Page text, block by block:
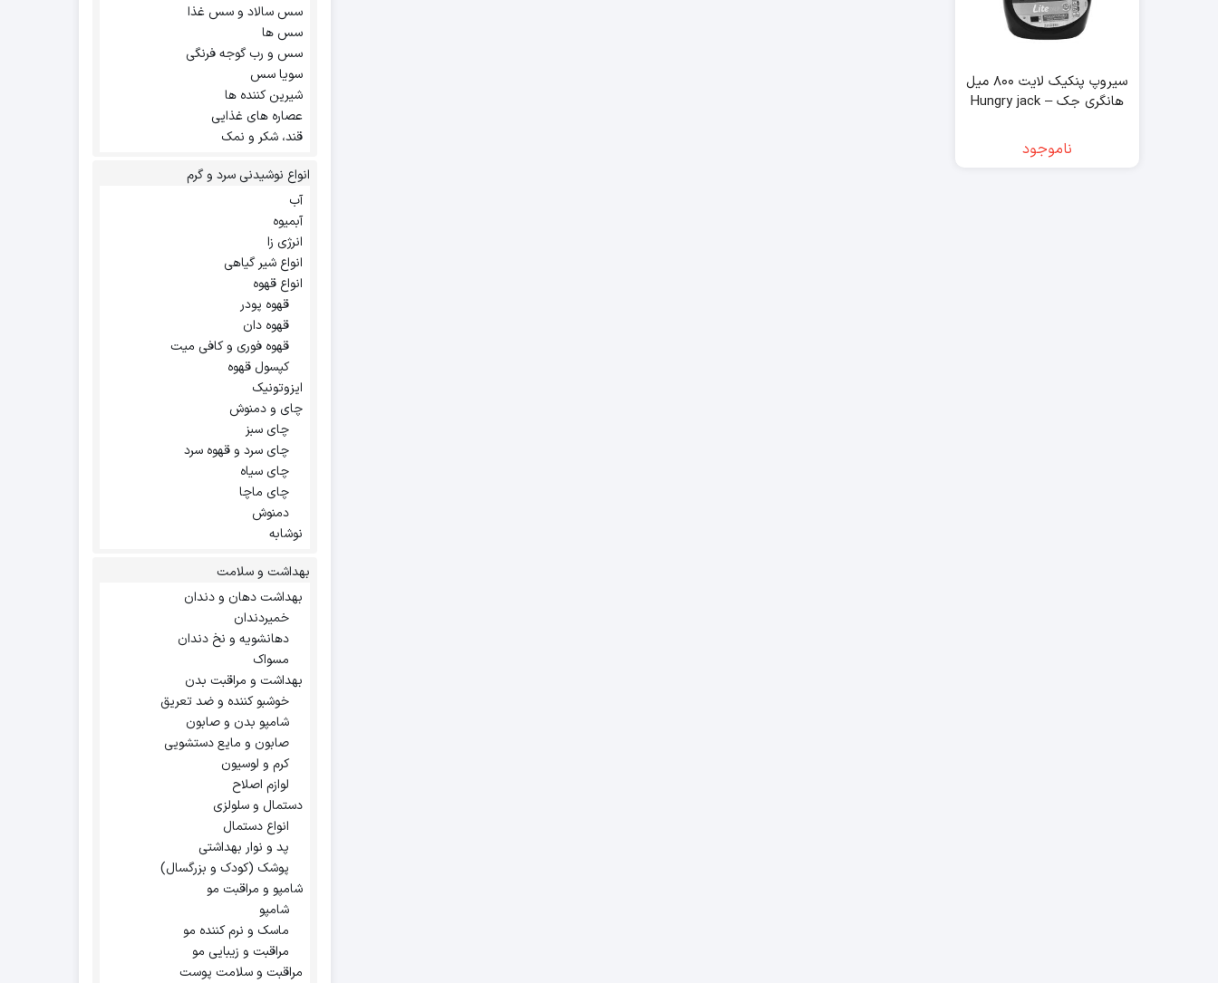
سیروپ پنکیک لایت ۸۰۰ میل
هانگری جک – Hungry jack
ناموجود
سس سالاد و سس غذا
سس ها
سس و رب گوجه فرنگی
سویا سس
شیرین کننده ها
عصاره های غذایی
قند، شکر و نمک
انواع نوشیدنی سرد و گرم
آب
آبمیوه
انرژی زا
انواع شیر گیاهی
انواع قهوه
قهوه پودر
قهوه دان
قهوه فوری و کافی میت
کپسول قهوه
ایزوتونیک
چای و دمنوش
چای سبز
چای سرد و قهوه سرد
چای سیاه
چای ماچا
دمنوش
نوشابه
بهداشت و سلامت
بهداشت دهان و دندان
خمیردندان
دهانشویه و نخ دندان
مسواک
بهداشت و مراقبت بدن
خوشبو کننده و ضد تعریق
شامپو بدن و صابون
صابون و مایع دستشویی
کرم و لوسیون
لوازم اصلاح
دستمال و سلولزی
انواع دستمال
پد و نوار بهداشتی
پوشک (کودک و بزرگسال)
شامپو و مراقبت مو
شامپو
ماسک و نرم کننده مو
مراقبت و زیبایی مو
مراقبت و سلامت پوست